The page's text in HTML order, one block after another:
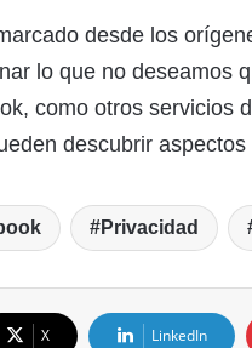
desde los
lo que no deseamos
como otros servicios
descubrir
Privacidad
X LinkedIn